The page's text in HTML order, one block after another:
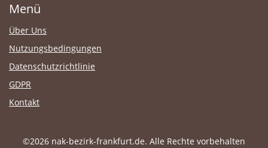
Menü
Über Uns
Nutzungsbedingungen
Datenschutzrichtlinie
GDPR
Kontakt
©2026 nak-bezirk-frankfurt.de. Alle Rechte vorbehalten